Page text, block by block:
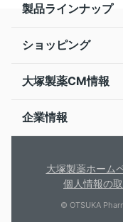
製品ラインナップ
ショッピング
大塚製薬CM情報
企業情報
大塚製薬ホーム
個人情報の
© OTSUKA